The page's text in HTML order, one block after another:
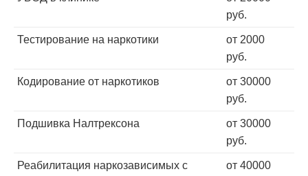
руб.
Тестирование на наркотики
от 2000
руб.
Кодирование от наркотиков
от 30000
руб.
Подшивка Налтрексона
от 30000
руб.
Реабилитация наркозависимых с
от 40000